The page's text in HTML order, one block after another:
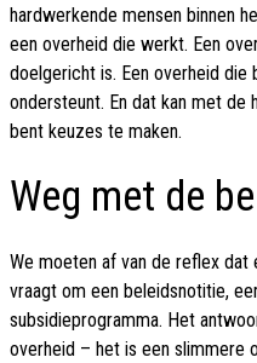
hardwerkende mensen binnen
een overheid die werkt. Een
doelgericht is. Een overheid
ondersteunt. En dat kan met de
bent keuzes te maken.
Weg met de
We moeten af van de reflex dat
vraagt om een beleidsnotitie,
subsidieprogramma. Het
overheid – het is een slimmere